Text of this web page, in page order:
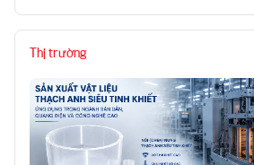
Thị trường